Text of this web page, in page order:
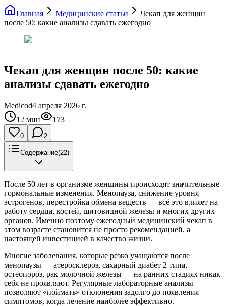
Главная Медицинские статьи
Чекап для женщин
после 50: какие анализы сдавать ежегодно
Чекап для женщин после 50: какие
анализы сдавать ежегодно
Medicod4 апреля 2026 г.
12 мин 173
0 2
Содержание(22)
После 50 лет в организме женщины происходят значительные
гормональные изменения. Менопауза, снижение уровня
эстрогенов, перестройка обмена веществ — всё это влияет на
работу сердца, костей, щитовидной железы и многих других
органов. Именно поэтому ежегодный медицинский чекап в
этом возрасте становится не просто рекомендацией, а
настоящей инвестицией в качество жизни.
Многие заболевания, которые резко учащаются после
менопаузы — атеросклероз, сахарный диабет 2 типа,
остеопороз, рак молочной железы — на ранних стадиях никак
себя не проявляют. Регулярные лабораторные анализы
позволяют «поймать» отклонения задолго до появления
симптомов, когда лечение наиболее эффективно.